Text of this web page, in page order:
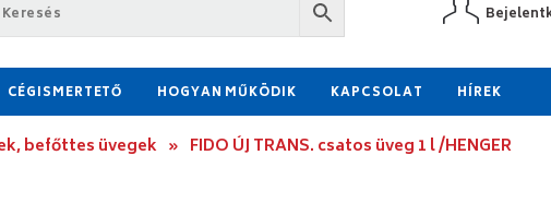
CÉGISMERTETŐ HOGYAN MŰKÖDIK KAPCSOLAT HÍREK
befőttes üvegek » FIDO ÚJ TRANS. csatos üveg 1 l /HENGER